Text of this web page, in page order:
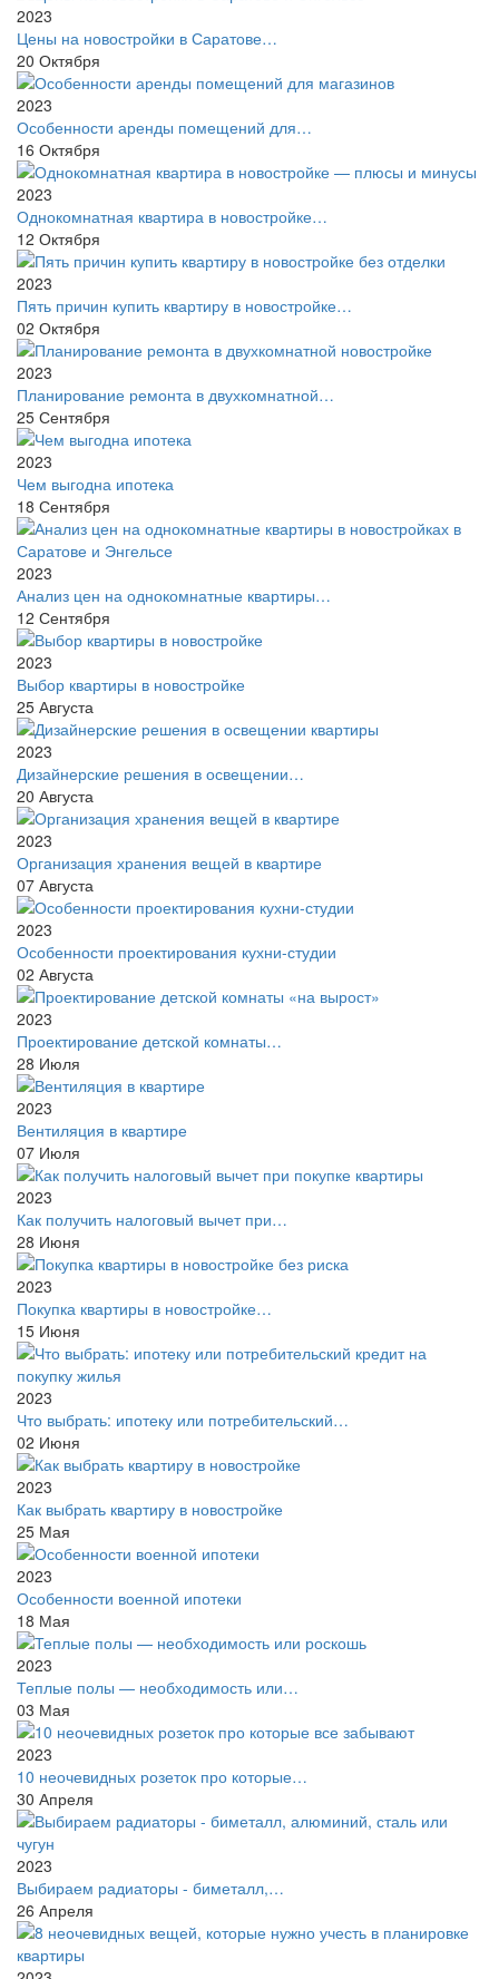
2023
Цены на новостройки в Саратове…
20 Октября
2023
Особенности аренды помещений для…
16 Октября
2023
Однокомнатная квартира в новостройке…
12 Октября
2023
Пять причин купить квартиру в новостройке…
02 Октября
2023
Планирование ремонта в двухкомнатной…
25 Сентября
2023
Чем выгодна ипотека
18 Сентября
2023
Анализ цен на однокомнатные квартиры…
12 Сентября
2023
Выбор квартиры в новостройке
25 Августа
2023
Дизайнерские решения в освещении…
20 Августа
2023
Организация хранения вещей в квартире
07 Августа
2023
Особенности проектирования кухни-студии
02 Августа
2023
Проектирование детской комнаты…
28 Июля
2023
Вентиляция в квартире
07 Июля
2023
Как получить налоговый вычет при…
28 Июня
2023
Покупка квартиры в новостройке…
15 Июня
2023
Что выбрать: ипотеку или потребительский…
02 Июня
2023
Как выбрать квартиру в новостройке
25 Мая
2023
Особенности военной ипотеки
18 Мая
2023
Теплые полы — необходимость или…
03 Мая
2023
10 неочевидных розеток про которые…
30 Апреля
2023
Выбираем радиаторы - биметалл,…
26 Апреля